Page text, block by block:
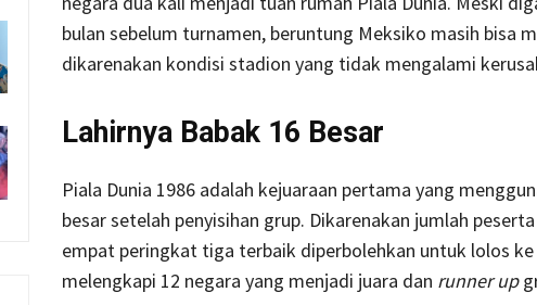
bulan sebelum turnamen, beruntung Meksiko masih bisa
dikarenakan kondisi stadion yang tidak mengalami
Lahirnya Babak 16 Besar
Piala Dunia 1986 adalah kejuaraan pertama yang
besar setelah penyisihan grup. Dikarenakan jumlah
empat peringkat tiga terbaik diperbolehkan untuk lolos
melengkapi 12 negara yang menjadi juara dan runner up